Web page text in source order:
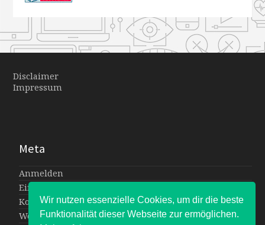
Disclaimer
Impressum
Meta
Anmelden
Eintrags-Feed
Kommentar-Feed
WordPress.org
Wir nutzen essenzielle Cookies, um dir die beste
Funktionalität dieser Webseite zur ermöglichen.